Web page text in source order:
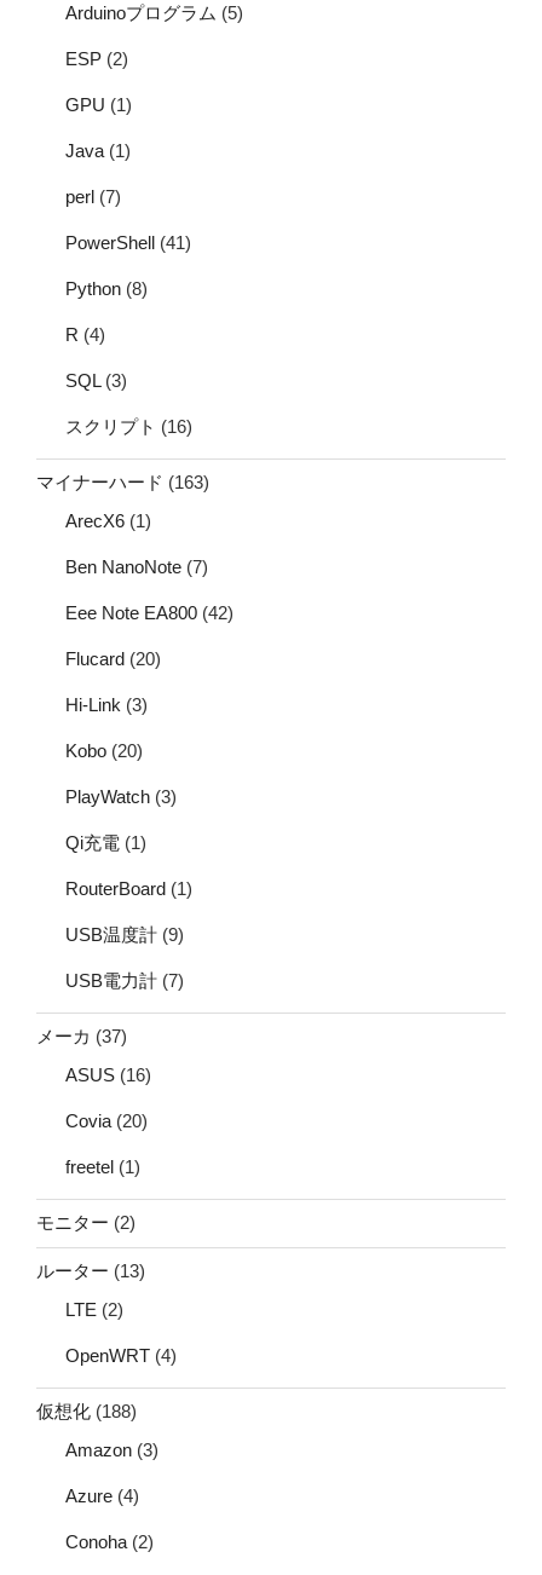
Arduinoプログラム (5)
ESP (2)
GPU (1)
Java (1)
perl (7)
PowerShell (41)
Python (8)
R (4)
SQL(3)
スクリプト (16)
マイナーハード (163)
ArecX6 (1)
Ben NanoNote (7)
Eee Note EA800 (42)
Flucard (20)
Hi-Link (3)
Kobo (20)
PlayWatch (3)
Qi充電 (1)
RouterBoard (1)
USB温度計 (9)
USB電力計 (7)
メーカ (37)
ASUS (16)
Covia (20)
freetel (1)
モニター (2)
ルーター (13)
LTE (2)
OpenWRT (4)
仮想化 (188)
Amazon (3)
Azure (4)
Conoha (2)